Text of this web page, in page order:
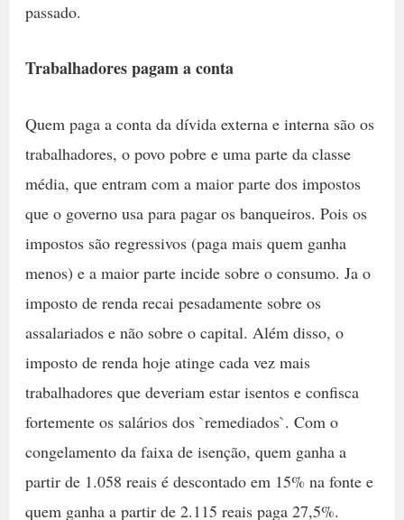
passado.
Trabalhadores pagam a conta
Quem paga a conta da dívida externa e interna são os
trabalhadores, o povo pobre e uma parte da classe
média, que entram com a maior parte dos impostos
que o governo usa para pagar os banqueiros. Pois os
impostos são regressivos (paga mais quem ganha
menos) e a maior parte incide sobre o consumo. Ja o
imposto de renda recai pesadamente sobre os
assalariados e não sobre o capital. Além disso, o
imposto de renda hoje atinge cada vez mais
trabalhadores que deveriam estar isentos e confisca
fortemente os salários dos `remediados`. Com o
congelamento da faixa de isenção, quem ganha a
partir de 1.058 reais é descontado em 15% na fonte e
quem ganha a partir de 2.115 reais paga 27,5%.